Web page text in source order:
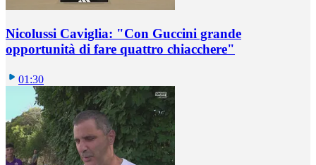
Nicolussi Caviglia: "Con Guccini grande
opportunità di fare quattro chiacchere"
01:30